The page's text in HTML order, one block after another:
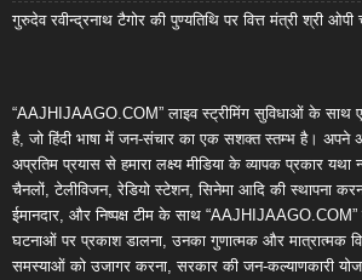
गुरुदेव रवीन्द्रनाथ टैगोर की पुण्यतिथि पर वित्त मंत्री श्री
“AAJHIJAAGO.COM” लाइव स्ट्रीमिंग सुविधाओं के साथ
है, जो हिंदी भाषा में जन-संचार का एक सशक्त स्तम्भ है। अपने
अप्रतिम प्रयास से हमारा लक्ष्य मीडिया के व्यापक प्रकार
चैनलों, टेलीविजन, रेडियो स्टेशन, सिनेमा आदि की स्थापना
ईमानदार, और निष्पक्ष टीम के साथ “AAJHIJAAGO.COM”
घटनाओं पर प्रकाश डालना, उनका गुणात्मक और मात्रात्मक
समस्याओं को उजागर करना, सरकार की जन-कल्याणकारी